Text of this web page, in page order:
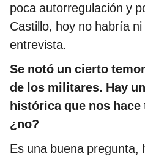
poca autorregulación y
Castillo, hoy no habría
entrevista.
Se notó un cierto
de los militares. Hay
histórica que nos
¿no?
Es una buena pregunta,